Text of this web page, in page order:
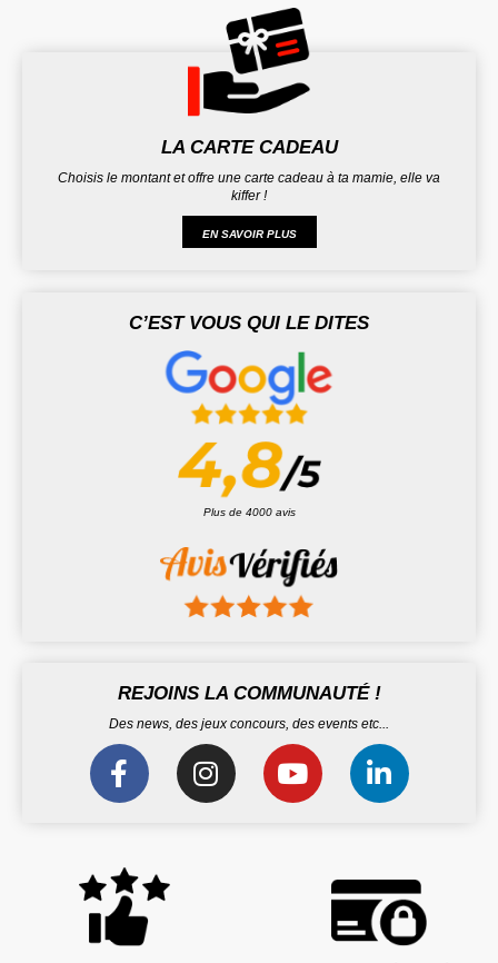
LA CARTE CADEAU
Choisis le montant et offre une carte cadeau à ta mamie, elle va
kiffer !
EN SAVOIR PLUS
C’EST VOUS QUI LE DITES
Plus de 4000 avis
REJOINS LA COMMUNAUTÉ !
Des news, des jeux concours, des events etc...